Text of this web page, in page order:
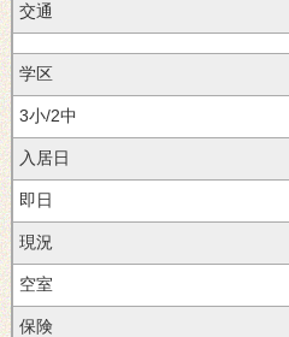
交通
学区
3小/2中
入居日
即日
現況
空室
保険